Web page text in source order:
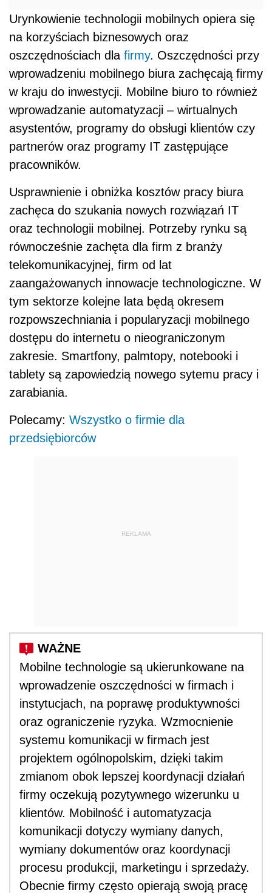
Urynkowienie technologii mobilnych opiera się
na korzyściach biznesowych oraz
oszczędnościach dla firmy. Oszczędności przy
wprowadzeniu mobilnego biura zachęcają firmy
w kraju do inwestycji. Mobilne biuro to również
wprowadzanie automatyzacji – wirtualnych
asystentów, programy do obsługi klientów czy
partnerów oraz programy IT zastępujące
pracowników.
Usprawnienie i obniżka kosztów pracy biura
zachęca do szukania nowych rozwiązań IT
oraz technologii mobilnej. Potrzeby rynku są
równocześnie zachęta dla firm z branży
telekomunikacyjnej, firm od lat
zaangażowanych innowacje technologiczne. W
tym sektorze kolejne lata będą okresem
rozpowszechniania i popularyzacji mobilnego
dostępu do internetu o nieograniczonym
zakresie. Smartfony, palmtopy, notebooki i
tablety są zapowiedzią nowego sytemu pracy i
zarabiania.
Polecamy: Wszystko o firmie dla
przedsiębiorców
REKLAMA
Mobilne technologie są ukierunkowane na
wprowadzenie oszczędności w firmach i
instytucjach, na poprawę produktywności
oraz ograniczenie ryzyka. Wzmocnienie
systemu komunikacji w firmach jest
projektem ogólnopolskim, dzięki takim
zmianom obok lepszej koordynacji działań
firmy oczekują pozytywnego wizerunku u
klientów. Mobilność i automatyzacja
komunikacji dotyczy wymiany danych,
wymiany dokumentów oraz koordynacji
procesu produkcji, marketingu i sprzedaży.
Obecnie firmy często opierają swoją pracę